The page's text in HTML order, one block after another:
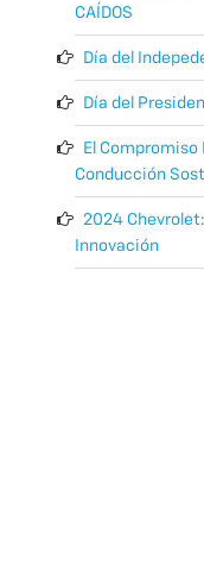
CAÍDOS
Día del
Día del
El Compromiso
Conducción
2024
Innovación